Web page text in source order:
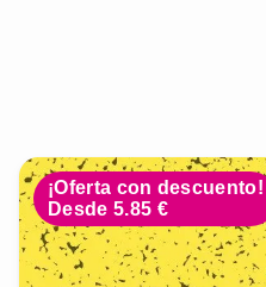
¡Oferta con descuento!
Desde 5.85 €